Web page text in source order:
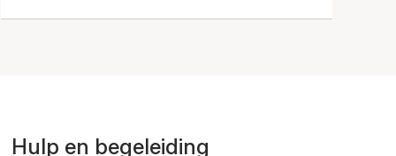
Hulp en begeleiding